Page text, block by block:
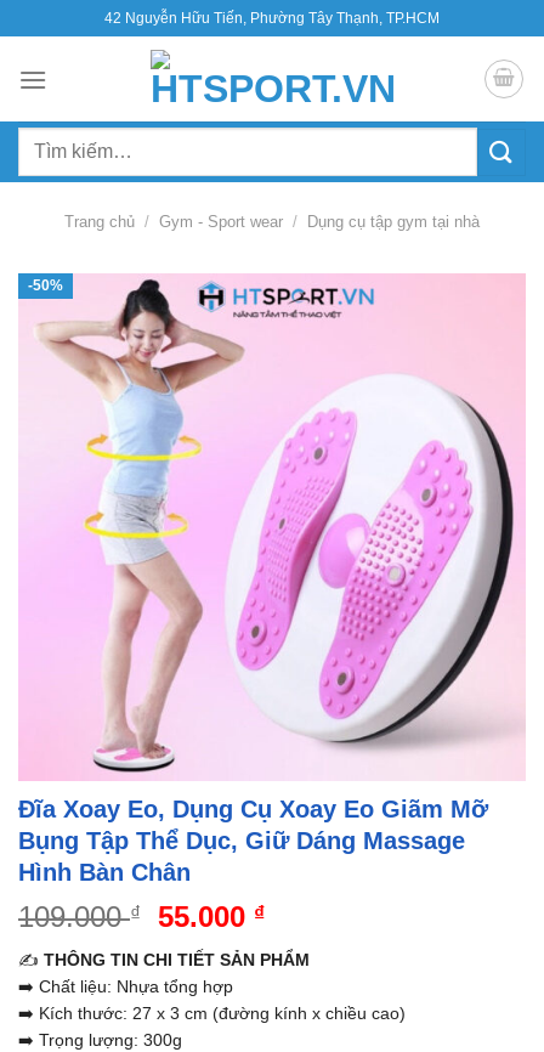
nội
42 Nguyễn Hữu Tiến, Phường Tây Thạnh, TP.HCM
Tìm
Trang chủ / Gym - Sport wear / Dụng cụ tập gym tại nhà
-50%
Đĩa Xoay Eo, Dụng Cụ Xoay Eo Giãm Mỡ
Bụng Tập Thể Dục, Giữ Dáng Massage
Hình Bàn Chân
109.000₫
Giá
gốc
là:
109.000 ₫.
55.000 ₫Giá
hiện
tại
là:
55.000 ₫.
✍️ THÔNG TIN CHI TIẾT SẢN PHẨM
➡️ Chất liệu: Nhựa tổng hợp
➡️ Kích thước: 27 x 3 cm (đường kính x chiều cao)
➡️ Trọng lượng: 300g